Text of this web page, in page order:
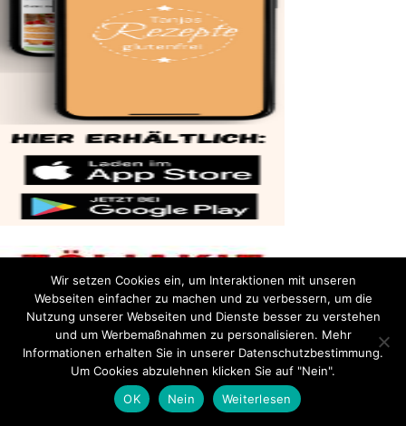
Wir setzen Cookies ein, um Interaktionen mit unseren
Webseiten einfacher zu machen und zu verbessern, um die
Nutzung unserer Webseiten und Dienste besser zu verstehen
und um Werbemaßnahmen zu personalisieren. Mehr
Informationen erhalten Sie in unserer Datenschutzbestimmung.
Um Cookies abzulehnen klicken Sie auf "Nein".
OK
Nein Weiterlesen